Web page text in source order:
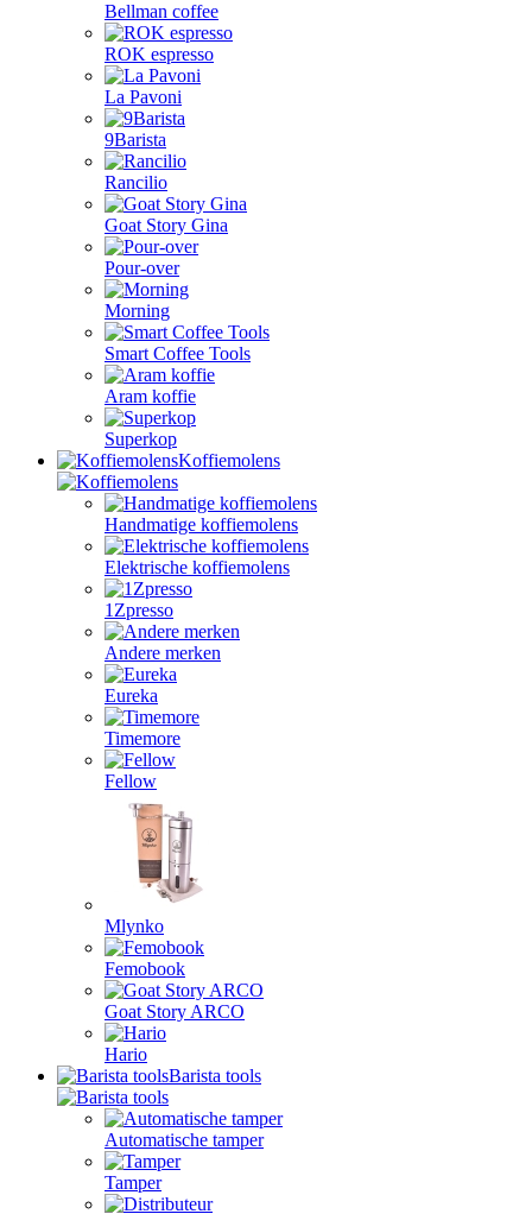
Bellman coffee
ROK espresso
La Pavoni
9Barista
Rancilio
Goat Story Gina
Pour-over
Morning
Smart Coffee Tools
Aram koffie
Superkop
Koffiemolens
Handmatige koffiemolens
Elektrische koffiemolens
1Zpresso
Andere merken
Eureka
Timemore
Fellow
Mlynko
Femobook
Goat Story ARCO
Hario
Barista tools
Automatische tamper
Tamper